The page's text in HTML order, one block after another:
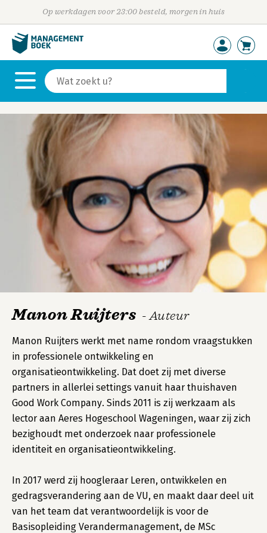
Op werkdagen voor 23:00 besteld, morgen in huis
Manon Ruijters - Auteur
Manon Ruijters werkt met name rondom vraagstukken
in professionele ontwikkeling en
organisatieontwikkeling. Dat doet zij met diverse
partners in allerlei settings vanuit haar thuishaven
Good Work Company. Sinds 2011 is zij werkzaam als
lector aan Aeres Hogeschool Wageningen, waar zij zich
bezighoudt met onderzoek naar professionele
identiteit en organisatieontwikkeling.
In 2017 werd zij hoogleraar Leren, ontwikkelen en
gedragsverandering aan de VU, en maakt daar deel uit
van het team dat verantwoordelijk is voor de
Basisopleiding Verandermanagement, de MSc